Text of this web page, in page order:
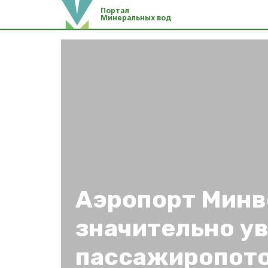
Портал
Минеральных вод
Аэропорт
значительно